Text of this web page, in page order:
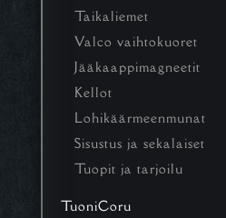
Taikaliemet
Valco vaihtokuoret
Jääkaappimagneetit
Kellot
Lohikäärmeenmunat
Sisustus ja sekalaiset
Tuopit ja tarjoilu
TuoniCoru